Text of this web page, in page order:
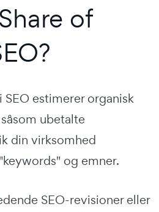
of
estimerer organisk
ubetalte
din virksomhed
og emner.
SEO-revisioner eller